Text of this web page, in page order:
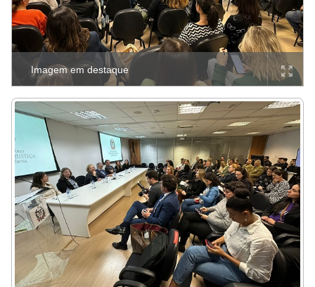
Imagem em destaque